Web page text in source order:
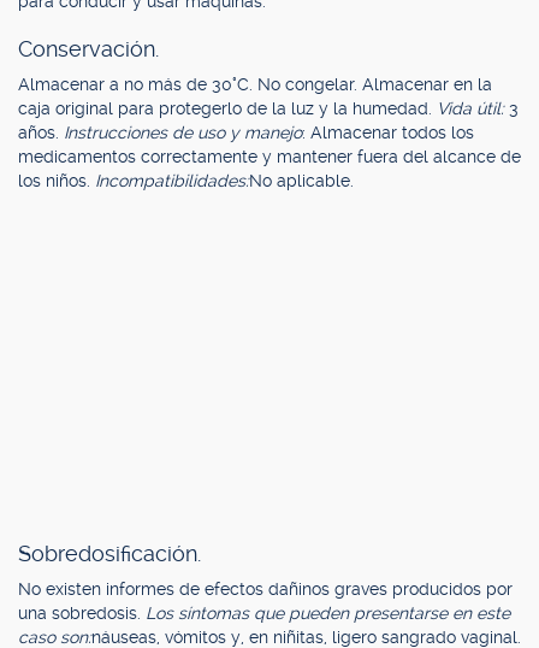
Conservación.
Almacenar a no más de 30°C. No congelar. Almacenar en la
caja original para protegerlo de la luz y la humedad.
Vida útil:3
años. Instrucciones de uso y manejo: Almacenar todos los
medicamentos correctamente y mantener fuera del alcance de
los niños. Incompatibilidades:No aplicable.
Sobredosificación.
No existen informes de efectos dañinos graves producidos por
una sobredosis. Los síntomas que pueden presentarse en este
caso son:náuseas, vómitos y, en niñitas, ligero sangrado vaginal.